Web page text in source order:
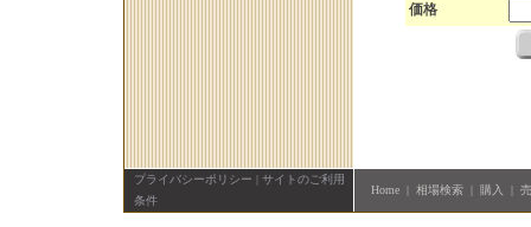
価格
プライバシーポリシー | サイトのご利用
条件
Home| 相場検索| 購入 |